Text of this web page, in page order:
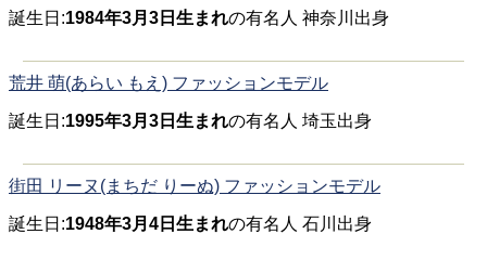
誕生日:1984年3月3日生まれの有名人 神奈川出身
荒井 萌(あらい もえ) ファッションモデル
誕生日:1995年3月3日生まれの有名人 埼玉出身
街田 リーヌ(まちだ りーぬ) ファッションモデル
誕生日:1948年3月4日生まれの有名人 石川出身